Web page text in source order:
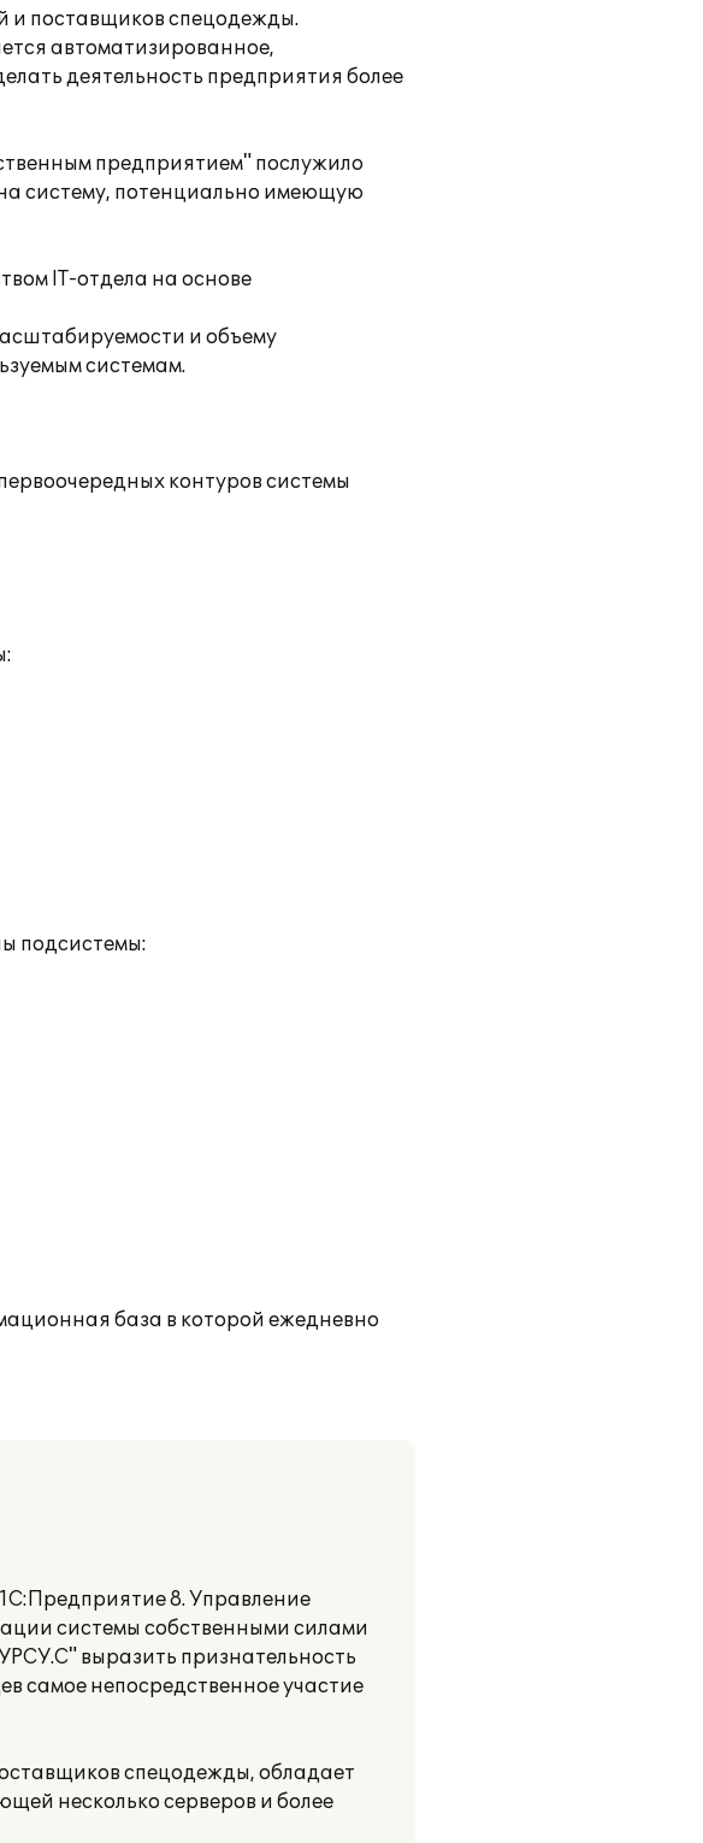
и поставщиков спецодежды.
автоматизированное,
деятельность предприятия более
предприятием" послужило
систему, потенциально имеющую
IT-отдела на основе
и объему
системам.
контуров системы
подсистемы:
база в которой ежедневно
8. Управление
системы собственными силами
выразить признательность
самое непосредственное участие
спецодежды, обладает
несколько серверов и более